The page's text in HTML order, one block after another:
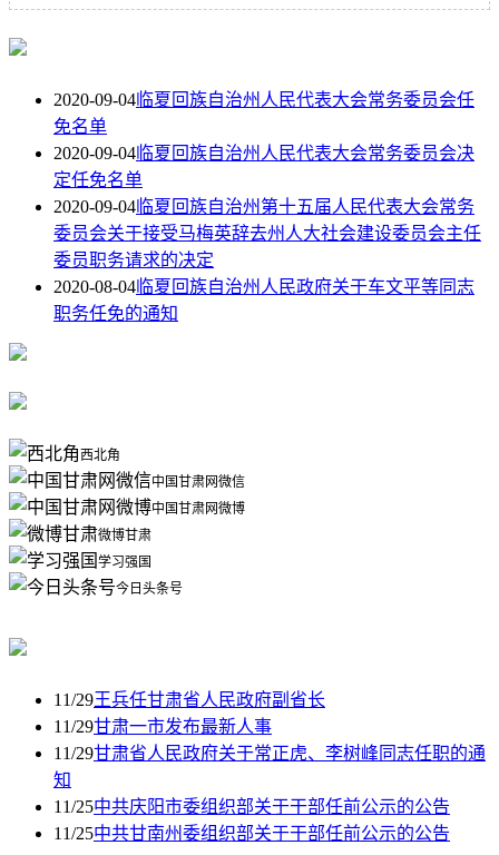
2020-09-04 临夏回族自治州人民代表大会常务委员会任
免名单
2020-09-04 临夏回族自治州人民代表大会常务委员会决
定任免名单
2020-09-04 临夏回族自治州第十五届人民代表大会常务
委员会关于接受马梅英辞去州人大社会建设委员会主任
委员职务请求的决定
2020-08-04 临夏回族自治州人民政府关于车文平等同志
职务任免的通知
西北角
中国甘肃网微信
中国甘肃网微博
微博甘肃
学习强国
今日头条号
11/29王兵任甘肃省人民政府副省长
11/29甘肃一市发布最新人事
11/29甘肃省人民政府关于常正虎、李树峰同志任职的通
知
11/25中共庆阳市委组织部关于干部任前公示的公告
11/25中共甘南州委组织部关于干部任前公示的公告